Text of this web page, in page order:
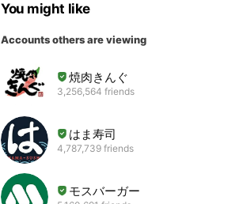
You might like
Accounts others are viewing
焼肉きんぐ
3,256,564 friends
はま寿司
4,787,739 friends
モスバーガー